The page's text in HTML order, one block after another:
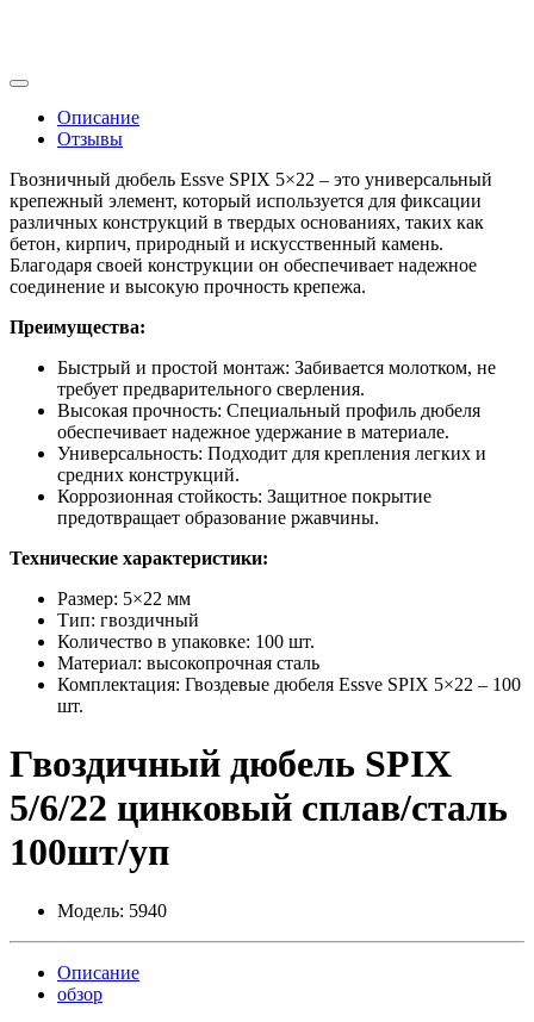
Описание
Отзывы
Гвозничный дюбель Essve SPIX 5×22 – это универсальный
крепежный элемент, который используется для фиксации
различных конструкций в твердых основаниях, таких как
бетон, кирпич, природный и искусственный камень.
Благодаря своей конструкции он обеспечивает надежное
соединение и высокую прочность крепежа.
Преимущества:
Быстрый и простой монтаж: Забивается молотком, не
требует предварительного сверления.
Высокая прочность: Специальный профиль дюбеля
обеспечивает надежное удержание в материале.
Универсальность: Подходит для крепления легких и
средних конструкций.
Коррозионная стойкость: Защитное покрытие
предотвращает образование ржавчины.
Технические характеристики:
Размер: 5×22 мм
Тип: гвоздичный
Количество в упаковке: 100 шт.
Материал: высокопрочная сталь
Комплектация: Гвоздевые дюбеля Essve SPIX 5×22 – 100
шт.
Гвоздичный дюбель SPIX
5/6/22 цинковый сплав/сталь
100шт/уп
Модель: 5940
Описание
обзор